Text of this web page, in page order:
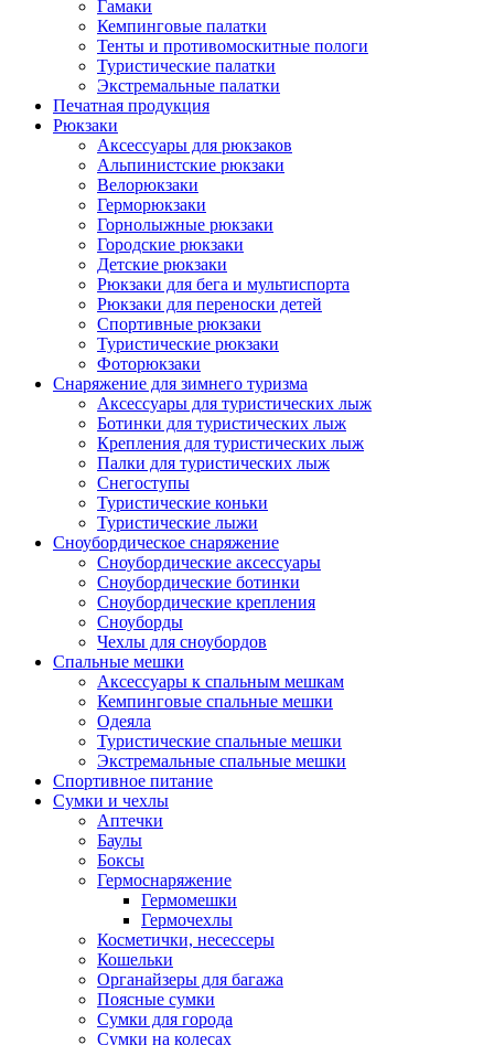
Гамаки
Кемпинговые палатки
Тенты и противомоскитные пологи
Туристические палатки
Экстремальные палатки
Печатная продукция
Рюкзаки
Аксессуары для рюкзаков
Альпинистские рюкзаки
Велорюкзаки
Герморюкзаки
Горнолыжные рюкзаки
Городские рюкзаки
Детские рюкзаки
Рюкзаки для бега и мультиспорта
Рюкзаки для переноски детей
Спортивные рюкзаки
Туристические рюкзаки
Фоторюкзаки
Снаряжение для зимнего туризма
Аксессуары для туристических лыж
Ботинки для туристических лыж
Крепления для туристических лыж
Палки для туристических лыж
Снегоступы
Туристические коньки
Туристические лыжи
Сноубордическое снаряжение
Сноубордические аксессуары
Сноубордические ботинки
Сноубордические крепления
Сноуборды
Чехлы для сноубордов
Спальные мешки
Аксессуары к спальным мешкам
Кемпинговые спальные мешки
Одеяла
Туристические спальные мешки
Экстремальные спальные мешки
Спортивное питание
Сумки и чехлы
Аптечки
Баулы
Боксы
Гермоснаряжение
Гермомешки
Гермочехлы
Косметички, несессеры
Кошельки
Органайзеры для багажа
Поясные сумки
Сумки для города
Сумки на колесах